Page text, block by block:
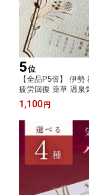
5位
【全品P5倍】 伊
疲労回復 薬草 温泉
にきび アトピー プ
1,100 円